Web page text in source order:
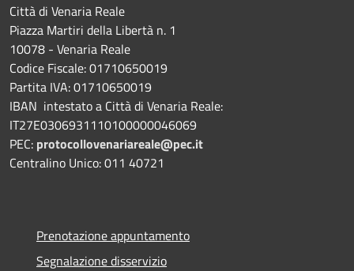
Città di Venaria Reale
Piazza Martiri della Libertà n. 1
10078 - Venaria Reale
Codice Fiscale: 01710650019
Partita IVA: 01710650019
IBAN intestato a Città di Venaria Reale:
IT27E0306931110100000046069
PEC: protocollovenariareale@pec.it
Centralino Unico: 011 40721
Prenotazione appuntamento
Segnalazione disservizio